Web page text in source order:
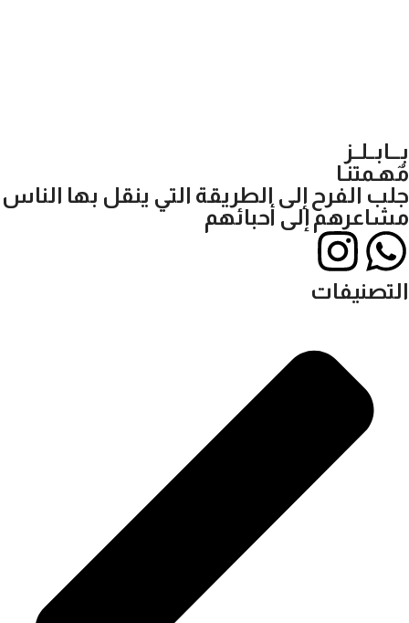
بـــابــلــز
مٌهـمتنـا
جلب الفرح إلى الطريقة التي ينقل بها الناس
مشاعرهم إلى أحبائهم
التصنيفات